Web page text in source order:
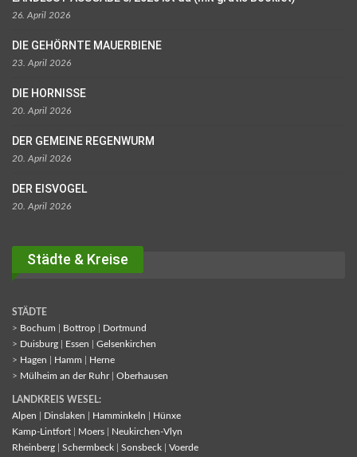
26. April 2026
DIE GEHÖRNTE MAUERBIENE
23. April 2026
DIE HORNISSE
20. April 2026
DER GEMEINE REGENWURM
20. April 2026
DER EISVOGEL
20. April 2026
Städte & Kreise
STÄDTE
> Bochum Bottrop
Dortmund
> Duisburg Essen
Gelsenkirchen
> Hagen Hamm
Herne
> Mülheim an der Ruhr| Oberhausen
LANDKREIS WESEL:
Alpen
Dinslaken Hamminkeln
Hünxe
Kamp-Lintfort
Moers
Neukirchen-Vlyn
Rheinberg
Schermbeck Sonsbeck
Voerde